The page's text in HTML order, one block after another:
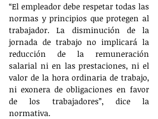
“El empleador debe respetar todas las
normas y principios que protegen al
trabajador. La disminución de la
jornada de trabajo no implicará la
reducción de la remuneración
salarial ni en las prestaciones, ni el
valor de la hora ordinaria de trabajo,
ni exonera de obligaciones en favor
de los trabajadores”, dice la
normativa.